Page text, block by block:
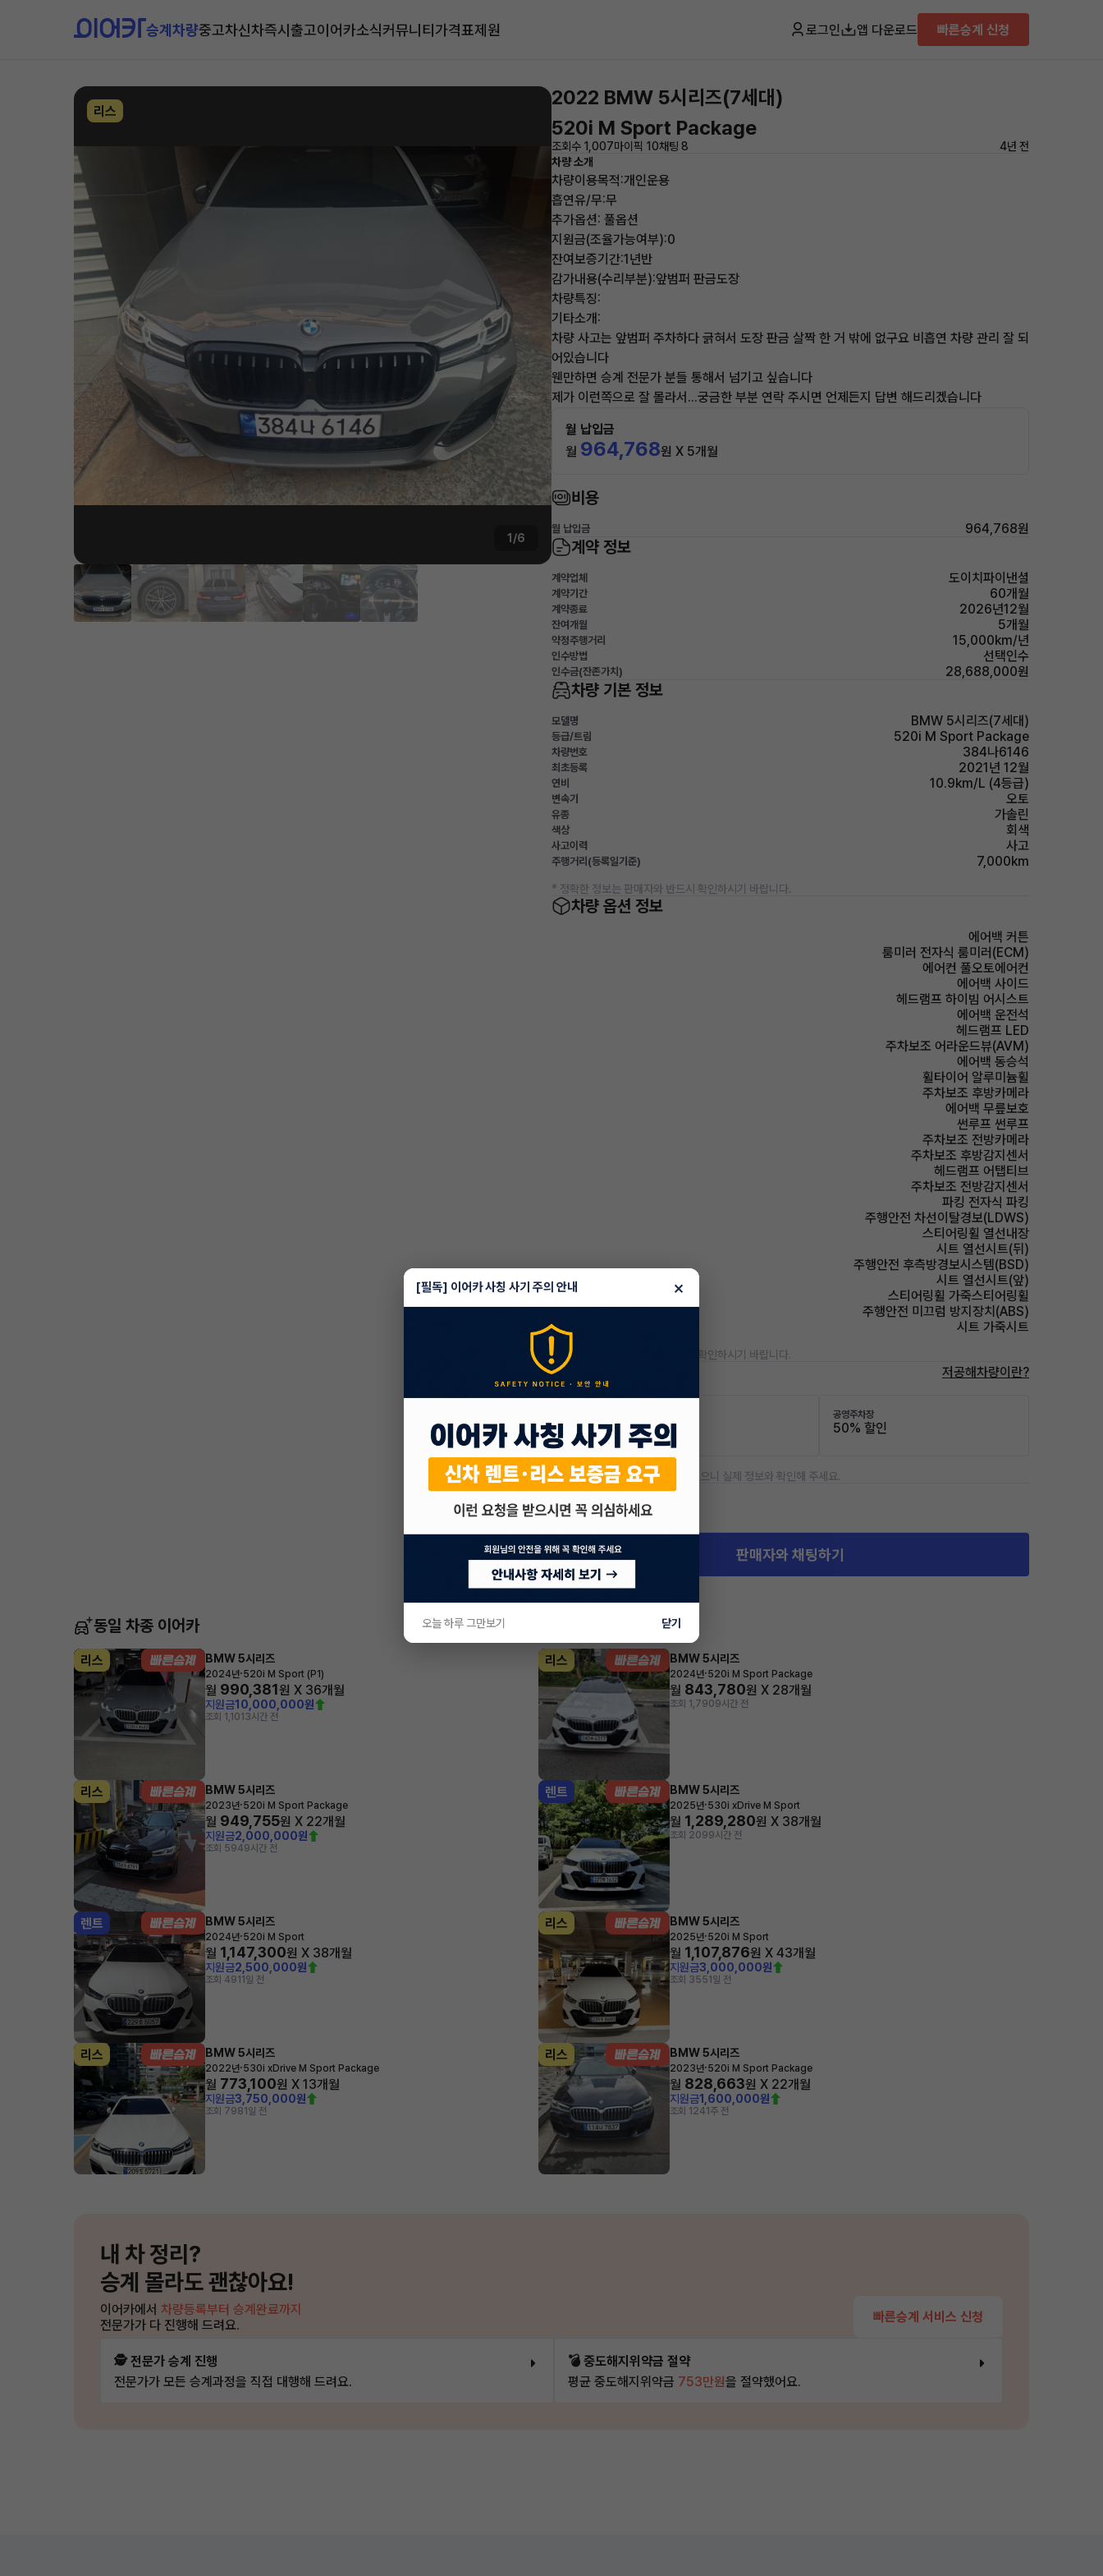
승계차량중고차신차즉시출고이어카소식커뮤니티가격표제원 로그인 앱 다운로드 빠른승계 신청
리스
1/6
2022 BMW 5시리즈(7세대)
520i M Sport Package
조회수 1,007마이픽 10채팅 8
4년 전
차량 소개
차량이용목적:개인운용
흡연유/무:무
추가옵션: 풀옵션
지원금(조율가능여부):0
잔여보증기간:1년반
감가내용(수리부분):앞범퍼 판금도장
차량특징:
기타소개:
차량 사고는 앞범퍼 주차하다 긁혀서 도장 판금 살짝 한 거 밖에 없구요 비흡연 차량 관리 잘 되
어있습니다
웬만하면 승계 전문가 분들 통해서 넘기고 싶습니다
제가 이런쪽으로 잘 몰라서...궁금한 부분 연락 주시면 언제든지 답변 해드리겠습니다
월 납입금
월 964,768원 X 5개월
비용
월 납입금 964,768원
계약 정보
계약업체 도이치파이낸셜
계약기간 60개월
계약종료 2026년12월
잔여개월 5개월
약정주행거리 15,000km/년
인수방법 선택인수
인수금(잔존가치) 28,688,000원
차량 기본 정보
모델명 BMW 5시리즈(7세대)
등급/트림 520i M Sport Package
차량번호 384나6146
최초등록 2021년 12월
연비 10.9km/L (4등급)
변속기 오토
유종 가솔린
색상 회색
사고이력 사고
주행거리(등록일기준) 7,000km
* 정확한 정보는 판매자와 반드시 확인하시기 바랍니다.
차량 옵션 정보
에어백 커튼
룸미러 전자식 룸미러(ECM)
에어컨 풀오토에어컨
에어백 사이드
헤드램프 하이빔 어시스트
에어백 운전석
헤드램프 LED
주차보조 어라운드뷰(AVM)
에어백 동승석
휠타이어 알루미늄휠
주차보조 후방카메라
에어백 무릎보호
썬루프 썬루프
주차보조 전방카메라
주차보조 후방감지센서
헤드램프 어탭티브
주차보조 전방감지센서
파킹 전자식 파킹
주행안전 차선이탈경보(LDWS)
스티어링휠 열선내장
시트 열선시트(뒤)
주행안전 후측방경보시스템(BSD)
시트 열선시트(앞)
스티어링휠 가죽스티어링휠
주행안전 미끄럼 방지장치(ABS)
시트 가죽시트
* 정확한 정보는 판매자와 반드시 확인하시기 바랍니다.
저공해차량이란?
20% 할인
공영주차장
50% 할인
* 본 정보는 지자체마다 다를 수 있으니 실제 정보와 확인해 주세요.
차량 위치
판매자와 채팅하기
동일 차종 이어카
리스 BMW 5시리즈
2024년·520i M Sport (P1)
월 990,381원 X 36개월
지원금10,000,000원
조회 1,101 3시간 전
리스 BMW 5시리즈
2024년·520i M Sport Package
월 843,780원 X 28개월
조회 1,7909시간 전
리스 BMW 5시리즈
2023년·520i M Sport Package
월 949,755원 X 22개월
지원금2,000,000원
조회 5949시간 전
렌트 BMW 5시리즈
2025년·530i xDrive M Sport
월 1,289,280원 X 38개월
조회 2099시간 전
렌트 BMW 5시리즈
2024년·520i M Sport
월 1,147,300원 X 38개월
지원금2,500,000원
조회 491 1일 전
리스 BMW 5시리즈
2025년·520i M Sport
월 1,107,876원 X 43개월
지원금3,000,000원
조회 3551일 전
리스 BMW 5시리즈
2022년·530i xDrive M Sport Package
월 773,100원 X 13개월
지원금3,750,000원
조회 7981일 전
리스 BMW 5시리즈
2023년·520i M Sport Package
월 828,663원 X 22개월
지원금1,600,000원
조회 1241주 전
내 차 정리?
승계 몰라도 괜찮아요!
이어카에서 차량등록부터 승계완료까지
전문가가 다 진행해 드려요.
빠른승계 서비스 신청
🕵️ 전문가 승계 진행
전문가가 모든 승계과정을 직접 대행해 드려요.
💣 중도해지위약금 절약
평균 중도해지위약금 753만원을 절약했어요.
[필독] 이어카 사칭 사기 주의 안내 ×
오늘 하루 그만보기 닫기